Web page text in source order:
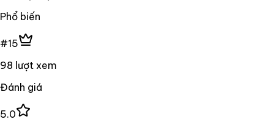
Phổ biến
#15
98 lượt xem
Đánh giá
5.0